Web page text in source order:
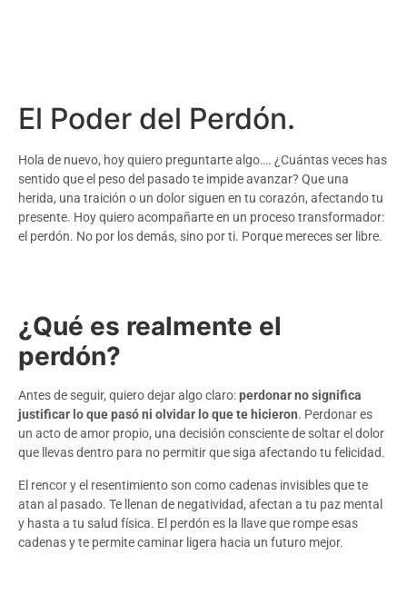
El Poder del Perdón.
Hola de nuevo, hoy quiero preguntarte algo…. ¿Cuántas veces has
sentido que el peso del pasado te impide avanzar? Que una
herida, una traición o un dolor siguen en tu corazón, afectando tu
presente. Hoy quiero acompañarte en un proceso transformador:
el perdón. No por los demás, sino por ti. Porque mereces ser libre.
¿Qué es realmente el
perdón?
Antes de seguir, quiero dejar algo claro:perdonar no significa
justificar lo que pasó ni olvidar lo que te hicieron. Perdonar es
un acto de amor propio, una decisión consciente de soltar el dolor
que llevas dentro para no permitir que siga afectando tu felicidad.
El rencor y el resentimiento son como cadenas invisibles que te
atan al pasado. Te llenan de negatividad, afectan a tu paz mental
y hasta a tu salud física. El perdón es la llave que rompe esas
cadenas y te permite caminar ligera hacia un futuro mejor.